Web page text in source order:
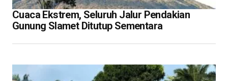
Cuaca Ekstrem, Seluruh Jalur Pendakian
Gunung Slamet Ditutup Sementara